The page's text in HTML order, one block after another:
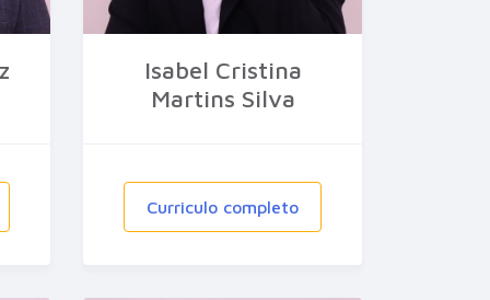
Isabel Cristina
Martins Silva
Curriculo completo